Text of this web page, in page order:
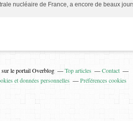
nucléaire de France, a encore de beaux
sur le portail Overblog Top articles
Contact
et données personnelles Préférences cookies